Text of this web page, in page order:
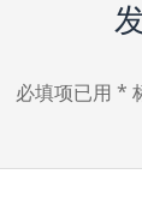
必填项已用 *